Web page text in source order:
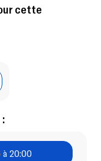
cette
à 20:00